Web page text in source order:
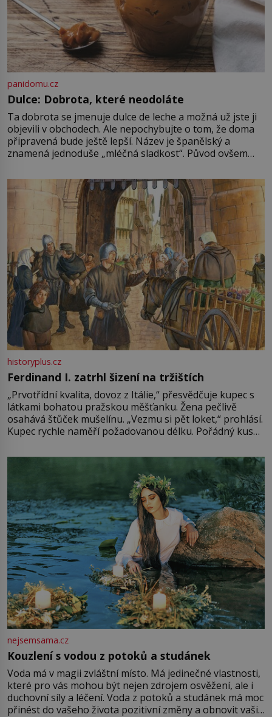
panidomu.cz
Dulce: Dobrota, které neodoláte
Ta dobrota se jmenuje dulce de leche a možná už jste ji
objevili v obchodech. Ale nepochybujte o tom, že doma
připravená bude ještě lepší. Název je španělský a
znamená jednoduše „mléčná sladkost“. Původ ovšem
pře hned několik latinskoamerických zemí a k tomu
Francie, kde se traduje,
historyplus.cz
Ferdinand I. zatrhl šizení na tržištích
„Prvotřídní kvalita, dovoz z Itálie,“ přesvědčuje kupec s
látkami bohatou pražskou měšťanku. Žena pečlivě
osahává štůček mušelínu. „Vezmu si pět loket,“ prohlásí.
Kupec rychle naměří požadovanou délku. Pořádný kus
milostpaní. Stačí jenom na sukni,“ zhodnotí švadlena
množství růžového mušelínu. „Ošidili vás, podívejte.“
nejsemsama.cz
Kouzlení s vodou z potoků a studánek
Voda má v magii zvláštní místo. Má jedinečné vlastnosti,
které pro vás mohou být nejen zdrojem osvěžení, ale i
duchovní síly a léčení. Voda z potoků a studánek má moc
přinést do vašeho života pozitivní změny a obnovit vaši